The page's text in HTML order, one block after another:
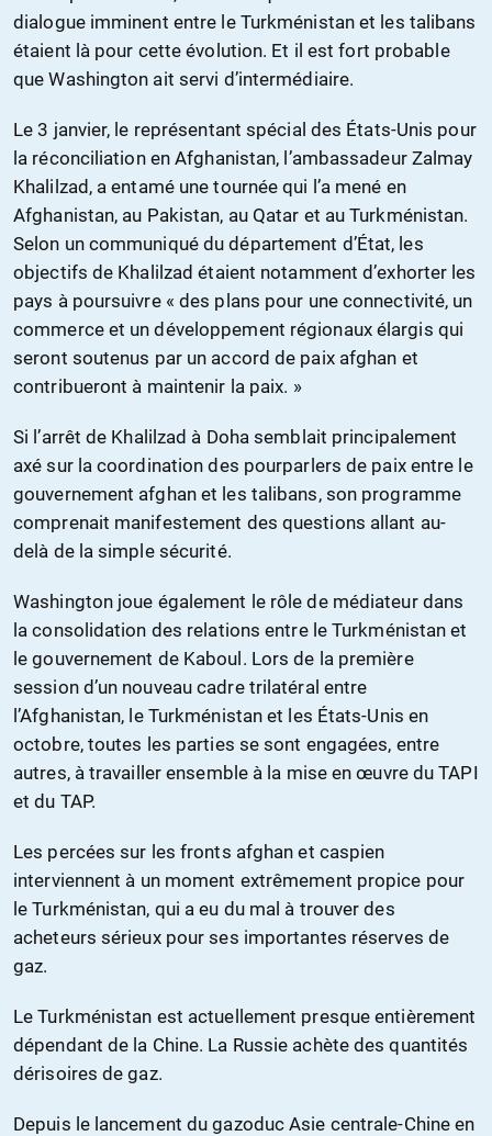
dialogue imminent entre le Turkménistan et les talibans
étaient là pour cette évolution. Et il est fort probable
que Washington ait servi d’intermédiaire.
Le 3 janvier, le représentant spécial des États-Unis pour
la réconciliation en Afghanistan, l’ambassadeur Zalmay
Khalilzad, a entamé une tournée qui l’a mené en
Afghanistan, au Pakistan, au Qatar et au Turkménistan.
Selon un communiqué du département d’État, les
objectifs de Khalilzad étaient notamment d’exhorter les
pays à poursuivre « des plans pour une connectivité, un
commerce et un développement régionaux élargis qui
seront soutenus par un accord de paix afghan et
contribueront à maintenir la paix. »
Si l’arrêt de Khalilzad à Doha semblait principalement
axé sur la coordination des pourparlers de paix entre le
gouvernement afghan et les talibans, son programme
comprenait manifestement des questions allant au-
delà de la simple sécurité.
Washington joue également le rôle de médiateur dans
la consolidation des relations entre le Turkménistan et
le gouvernement de Kaboul. Lors de la première
session d’un nouveau cadre trilatéral entre
l’Afghanistan, le Turkménistan et les États-Unis en
octobre, toutes les parties se sont engagées, entre
autres, à travailler ensemble à la mise en œuvre du TAPI
et du TAP.
Les percées sur les fronts afghan et caspien
interviennent à un moment extrêmement propice pour
le Turkménistan, qui a eu du mal à trouver des
acheteurs sérieux pour ses importantes réserves de
gaz.
Le Turkménistan est actuellement presque entièrement
dépendant de la Chine. La Russie achète des quantités
dérisoires de gaz.
Depuis le lancement du gazoduc Asie centrale-Chine en